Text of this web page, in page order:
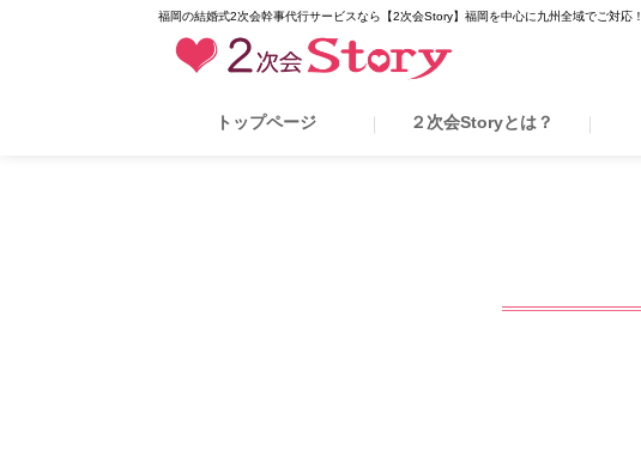
福岡の結婚式2次会幹事代行サービスなら【2次会Story】福岡を中心に九州全域でご対応！
トップページ ２次会Storyとは？